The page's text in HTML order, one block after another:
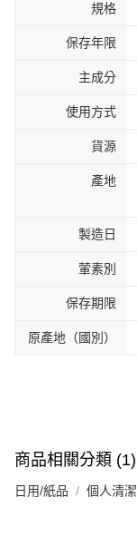
規格
保存年限
主成分
使用方式
貨源
產地
製造日
葷素別
保存期限
原產地（國別）
商品相關分類 (1)
日用/紙品 個人清潔